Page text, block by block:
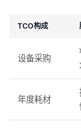
TCO构成
设备采购
年度耗材